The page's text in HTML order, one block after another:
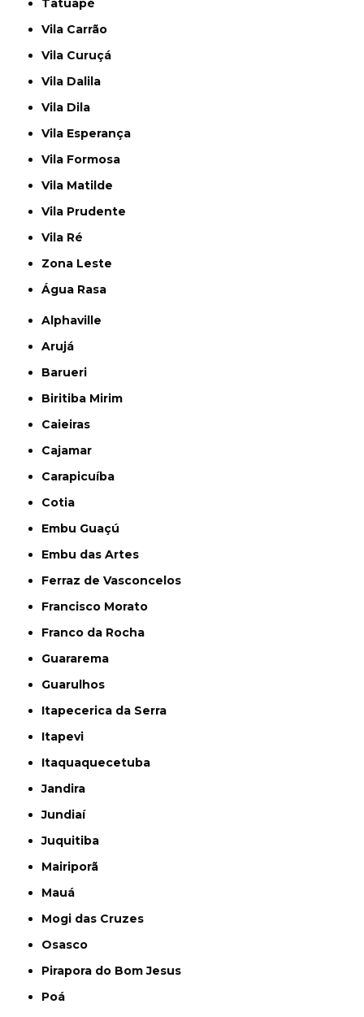
Tatuapé
Vila Carrão
Vila Curuçá
Vila Dalila
Vila Dila
Vila Esperança
Vila Formosa
Vila Matilde
Vila Prudente
Vila Ré
Zona Leste
Água Rasa
Alphaville
Arujá
Barueri
Biritiba Mirim
Caieiras
Cajamar
Carapicuíba
Cotia
Embu Guaçú
Embu das Artes
Ferraz de Vasconcelos
Francisco Morato
Franco da Rocha
Guararema
Guarulhos
Itapecerica da Serra
Itapevi
Itaquaquecetuba
Jandira
Jundiaí
Juquitiba
Mairiporã
Mauá
Mogi das Cruzes
Osasco
Pirapora do Bom Jesus
Poá